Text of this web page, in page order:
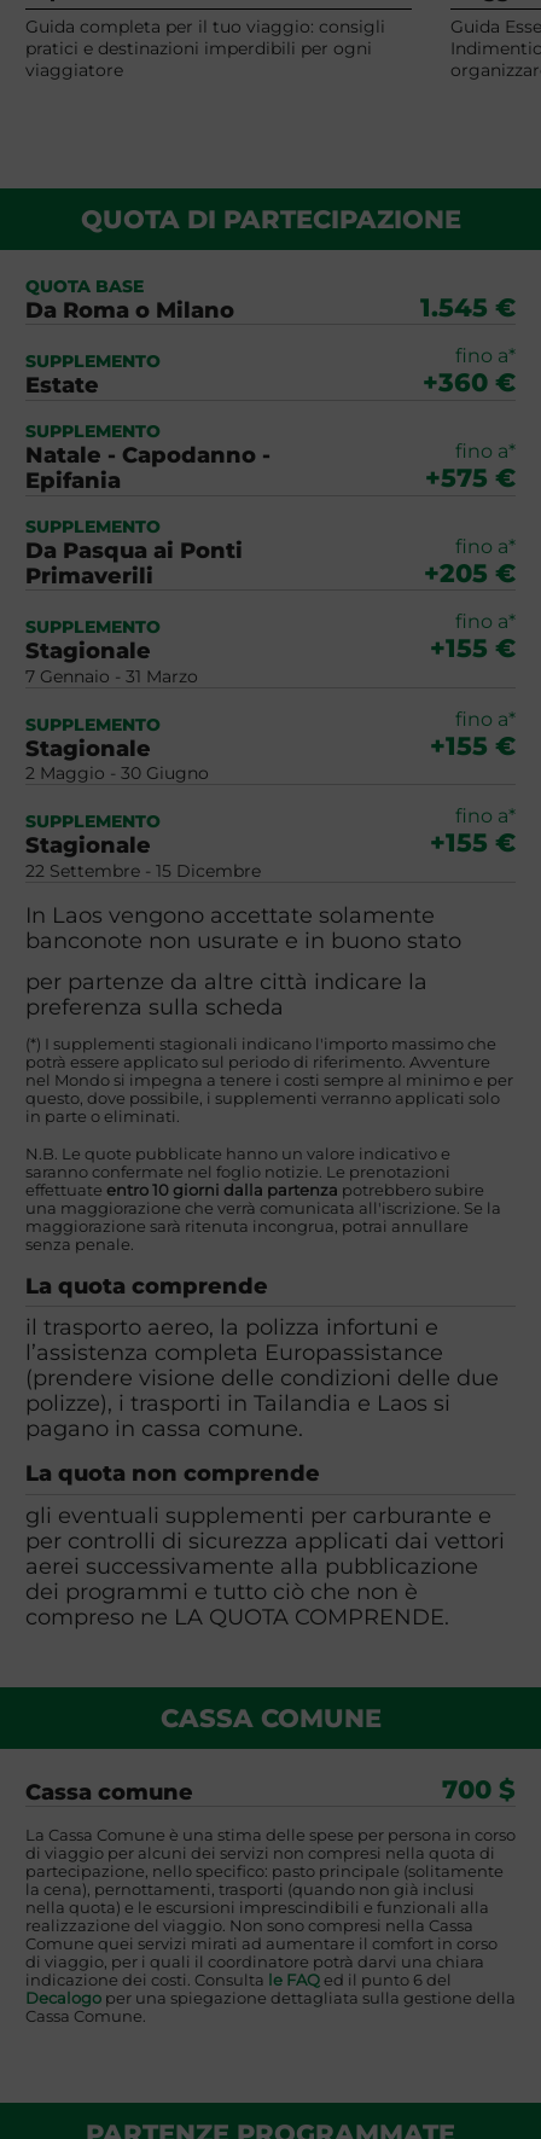
Guida completa per il tuo viaggio: consigli
pratici e destinazioni imperdibili per ogni
viaggiatore
Guida
QUOTA DI PARTECIPAZIONE
QUOTA BASE
Da Roma o Milano 1.545 €
SUPPLEMENTO
Estate
fino a*
+360 €
SUPPLEMENTO
Natale - Capodanno -
Epifania
fino a*
+575 €
SUPPLEMENTO
Da Pasqua ai Ponti
Primaverili
fino a*
+205 €
SUPPLEMENTO
Stagionale
7 Gennaio - 31 Marzo
fino a*
+155 €
SUPPLEMENTO
Stagionale
2 Maggio - 30 Giugno
fino a*
+155 €
SUPPLEMENTO
Stagionale
22 Settembre - 15 Dicembre
fino a*
+155 €
In Laos vengono accettate solamente
banconote non usurate e in buono stato
per partenze da altre città indicare la
preferenza sulla scheda
(*) I supplementi stagionali indicano l'importo massimo che
potrà essere applicato sul periodo di riferimento. Avventure
nel Mondo si impegna a tenere i costi sempre al minimo e per
questo, dove possibile, i supplementi verranno applicati solo
in parte o eliminati.
N.B. Le quote pubblicate hanno un valore indicativo e
saranno confermate nel foglio notizie. Le prenotazioni
effettuate entro 10 giorni dalla partenza potrebbero subire
una maggiorazione che verrà comunicata all'iscrizione. Se la
maggiorazione sarà ritenuta incongrua, potrai annullare
senza penale.
La quota comprende
il trasporto aereo, la polizza infortuni e
l’assistenza completa Europassistance
(prendere visione delle condizioni delle due
polizze), i trasporti in Tailandia e Laos si
pagano in cassa comune.
La quota non comprende
gli eventuali supplementi per carburante e
per controlli di sicurezza applicati dai vettori
aerei successivamente alla pubblicazione
dei programmi e tutto ciò che non è
compreso ne LA QUOTA COMPRENDE.
CASSA COMUNE
Cassa comune 700 $
La Cassa Comune è una stima delle spese per persona in corso
di viaggio per alcuni dei servizi non compresi nella quota di
partecipazione, nello specifico: pasto principale (solitamente
la cena), pernottamenti, trasporti (quando non già inclusi
nella quota) e le escursioni imprescindibili e funzionali alla
realizzazione del viaggio. Non sono compresi nella Cassa
Comune quei servizi mirati ad aumentare il comfort in corso
di viaggio, per i quali il coordinatore potrà darvi una chiara
indicazione dei costi. Consulta le FAQed il punto 6 del
Decalogoper una spiegazione dettagliata sulla gestione della
Cassa Comune.